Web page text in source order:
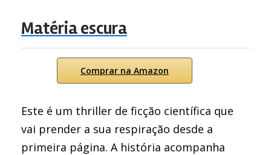
Matéria escura
Comprar na Amazon
Este é um thriller de ficção científica que
vai prender a sua respiração desde a
primeira página. A história acompanha